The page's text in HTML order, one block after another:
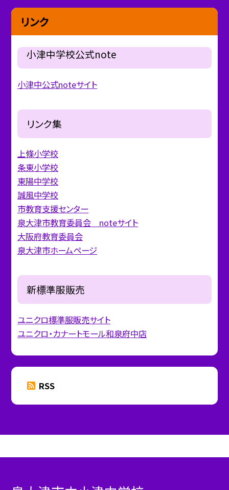
リンク
小津中学校公式note
小津中公式noteサイト
リンク集
上條小学校
条東小学校
東陽中学校
誠風中学校
市教育支援センター
泉大津市教育委員会 noteサイト
大阪府教育委員会
泉大津市ホームページ
新標準服販売
ユニクロ標準服販売サイト
ユニクロ・カナートモール和泉府中店
RSS